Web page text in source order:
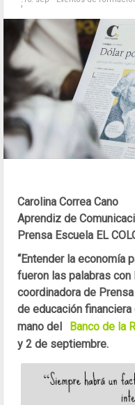
;
Carolina Correa Cano
Aprendiz de
Prensa Escuela EL
“Entender la economía
fueron las palabras con
coordinadora de
de educación
mano del
Banco de la
y 2 de septiembre.